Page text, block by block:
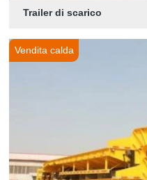
Trailer di scarico
Vendita calda